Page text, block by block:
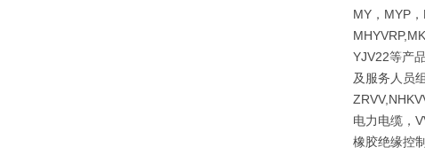
MY，MYP
YJV22等产
及服务人员
电力电缆，
橡胶绝缘控